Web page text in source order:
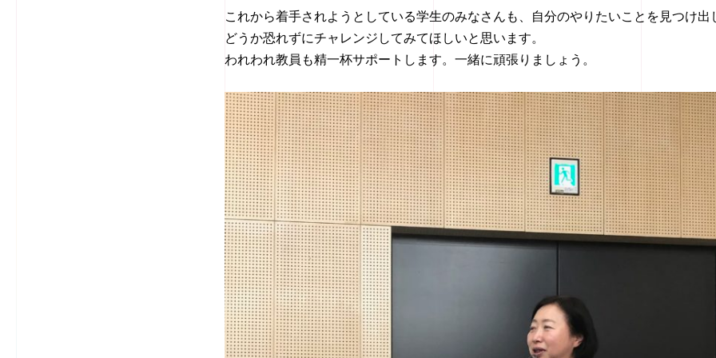
これから着手されようとしている学生のみなさんも、自分のやりたいことを見つけ出
どうか恐れずにチャレンジしてみてほしいと思います。
われわれ教員も精一杯サポートします。一緒に頑張りましょう。